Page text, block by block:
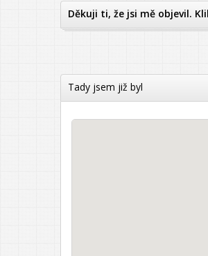
Děkuji ti, že jsi mě objevil.
Tady jsem již byl